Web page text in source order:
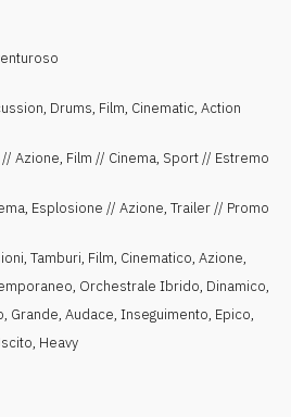
Drums, Film, Cinematic, Action
Azione, Film // Cinema, Sport // Estremo
Esplosione // Azione, Trailer // Promo
, Tamburi, Film, Cinematico, Azione,
, Orchestrale Ibrido, Dinamico,
, Grande, Audace, Inseguimento, Epico,
, Heavy